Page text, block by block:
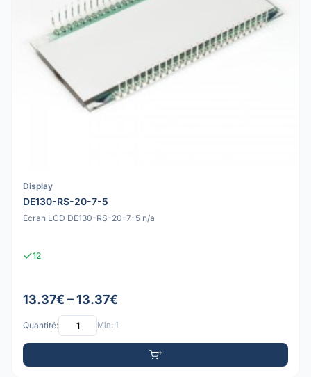
Display
DE130-RS-20-7-5
Écran LCD DE130-RS-20-7-5 n/a
12
13.37€ – 13.37€
Quantité: Min: 1